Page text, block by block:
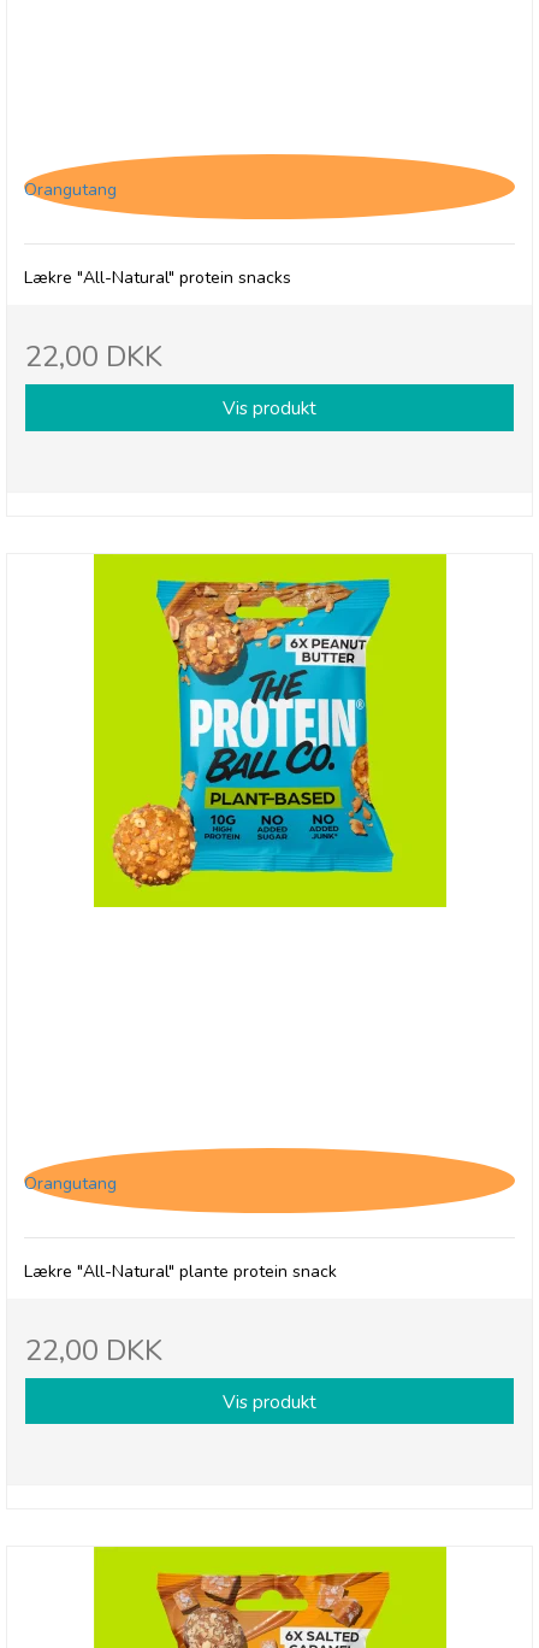
Orangutang
Lækre "All-Natural" protein snacks
22,00 DKK
Vis produkt
Orangutang
Lækre "All-Natural" plante protein snack
22,00 DKK
Vis produkt